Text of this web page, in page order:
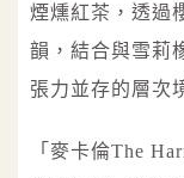
煙燻紅茶，透過
韻，結合與雪莉
張力並存的層次
「麥卡倫The